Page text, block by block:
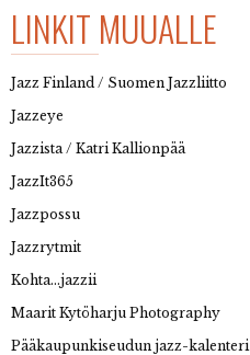
LINKIT MUUALLE
Jazz Finland / Suomen Jazzliitto
Jazzeye
Jazzista / Katri Kallionpää
JazzIt365
Jazzpossu
Jazzrytmit
Kohta…jazzii
Maarit Kytöharju Photography
Pääkaupunkiseudun jazz-kalenteri